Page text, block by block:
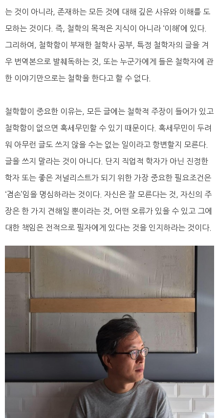
는 것이 아니라, 존재하는 모든 것에 대해 깊은 사유와 이해를 도
모하는 것이다. 즉, 철학의 목적은 지식이 아니라 ‘이해’에 있다.
그리하여, 철학함이 부재한 철학사 공부, 특정 철학자의 글을 겨
우 번역본으로 발췌독하는 것, 또는 누군가에게 들은 철학자에 관
한 이야기만으로는 철학을 한다고 할 수 없다.
철학함이 중요한 이유는, 모든 글에는 철학적 주장이 들어가 있고
철학함이 없으면 혹세무민할 수 있기 때문이다. 혹세무민이 두려
워 아무런 글도 쓰지 않을 수는 없는 일이라고 항변할지 모른다.
글을 쓰지 말라는 것이 아니다. 단지 직업적 학자가 아닌 진정한
학자 또는 좋은 저널리스트가 되기 위한 가장 중요한 필요조건은
‘겸손’임을 명심하라는 것이다. 자신은 잘 모른다는 것, 자신의 주
장은 한 가지 견해일 뿐이라는 것, 어떤 오류가 있을 수 있고 그에
대한 책임은 전적으로 필자에게 있다는 것을 인지하라는 것이다.